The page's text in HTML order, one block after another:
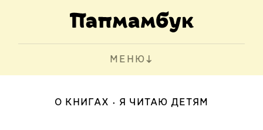
МЕНЮ
О КНИГАХ Я ЧИТАЮ ДЕТЯМ